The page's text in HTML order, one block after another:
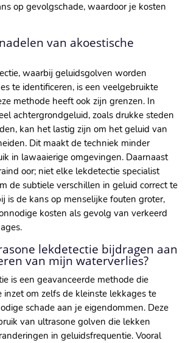
op gevolgschade, waardoor je kosten
van akoestische
waarbij geluidsgolven worden
te identificeren, is een veelgebruikte
methode heeft ook zijn grenzen.​ In
achtergrondgeluid, zoals drukke steden
kan het lastig zijn om het geluid van
Dit maakt de techniek minder
in lawaaierige omgevingen.​ Daarnaast
oor; niet elke lekdetectie specialist
de subtiele verschillen in geluid correct te
is de kans op menselijke fouten groter,
kosten als gevolg van verkeerd
lekdetectie bijdragen aan
van mijn waterverlies?
is een geavanceerde methode die
inzet om zelfs de kleinste lekkages te
schade aan je eigendommen.​ Deze
van ultrasone golven die lekken
in geluidsfrequentie.​ Vooral